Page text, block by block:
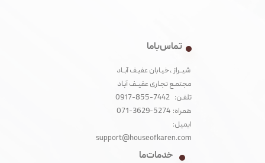
تماس با ما
شیــراز ،خیـابان عفیـف آبــاد
مجتمـع تجـاری عفیــف آبـاد‌
تلفـن: 7442-855-0917
همراه: 5274-3629-071
ایمیل:
support@houseofkaren.com
خدمات ما